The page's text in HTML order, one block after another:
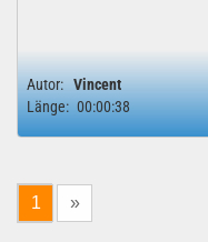
Autor: Vincent
Länge: 00:00:38
1 »